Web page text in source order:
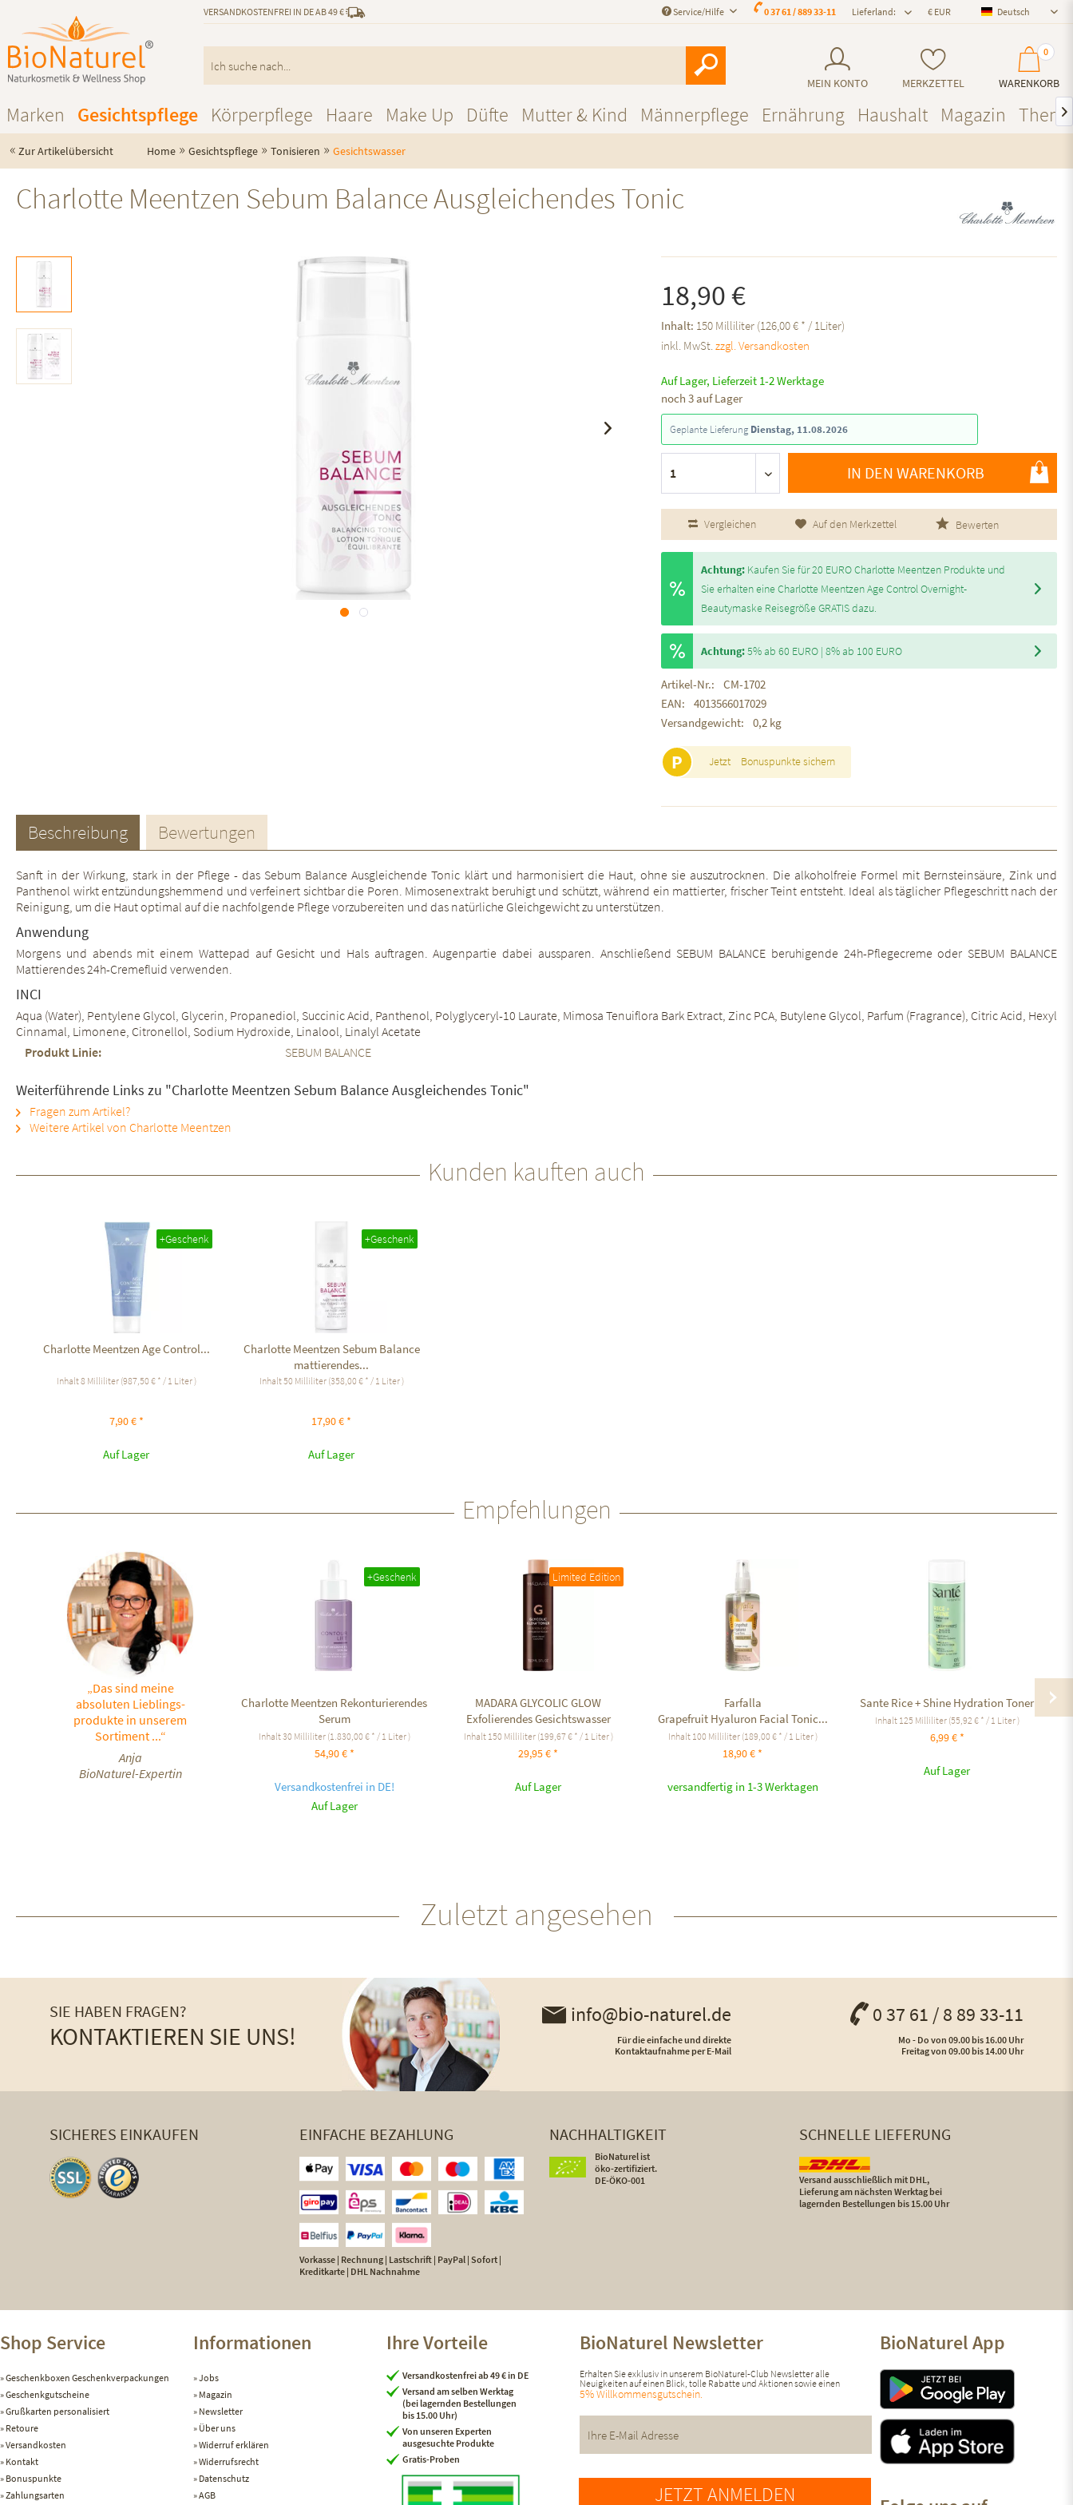
VERSANDKOSTENFREI IN DE AB 49 € Deutsch
Deutsch
Lieferland:
0 37 61 / 889 33-11
Service/Hilfe
MEIN KONTO MERKZETTEL
0
WARENKORB
Marken Gesichtspflege Körperpflege Haare Make Up Düfte Mutter & Kind Männerpflege Ernährung Haushalt Magazin 
« Zur Artikelübersicht Home » Gesichtspflege » Tonisieren » Gesichtswasser
Charlotte Meentzen Sebum Balance Ausgleichendes Tonic
18,90 €
Inhalt: 150 Milliliter (126,00 € * / 1Liter)
inkl. MwSt.zzgl. Versandkosten
Auf Lager, Lieferzeit 1-2 Werktage
noch 3 auf Lager
Geplante Lieferung Dienstag, 11.08.2026
IN DEN WARENKORB
Vergleichen Auf den Merkzettel Bewerten
Achtung: Kaufen Sie für 20 EURO Charlotte Meentzen Produkte und
Sie erhalten eine Charlotte Meentzen Age Control Overnight-
Beautymaske Reisegröße GRATIS dazu.
Achtung:5% ab 60 EURO | 8% ab 100 EURO
Artikel-Nr.:
CM-1702
EAN:
4013566017029
Versandgewicht:
0,2 kg
P Jetzt Bonuspunkte sichern
Beschreibung Bewertungen
Sanft in der Wirkung, stark in der Pflege - das Sebum Balance Ausgleichende Tonic klärt und harmonisiert die Haut, ohne sie auszutrocknen. Die alkoholfreie Formel mit Bernsteinsäure, Zink und
Panthenol wirkt entzündungshemmend und verfeinert sichtbar die Poren. Mimosenextrakt beruhigt und schützt, während ein mattierter, frischer Teint entsteht. Ideal als täglicher Pflegeschritt nach der
Reinigung, um die Haut optimal auf die nachfolgende Pflege vorzubereiten und das natürliche Gleichgewicht zu unterstützen.
Anwendung
Morgens und abends mit einem Wattepad auf Gesicht und Hals auftragen. Augenpartie dabei aussparen. Anschließend SEBUM BALANCE beruhigende 24h-Pflegecreme oder SEBUM BALANCE
Mattierendes 24h-Cremefluid verwenden.
INCI
Aqua (Water), Pentylene Glycol, Glycerin, Propanediol, Succinic Acid, Panthenol, Polyglyceryl-10 Laurate, Mimosa Tenuiflora Bark Extract, Zinc PCA, Butylene Glycol, Parfum (Fragrance), Citric Acid, Hexyl
Cinnamal, Limonene, Citronellol, Sodium Hydroxide, Linalool, Linalyl Acetate
Produkt Linie:
SEBUM BALANCE
Weiterführende Links zu "Charlotte Meentzen Sebum Balance Ausgleichendes Tonic"
Fragen zum Artikel?
Weitere Artikel von Charlotte Meentzen
Kunden kauften auch
+Geschenk
Charlotte Meentzen Age Control...
Inhalt8 Milliliter (987,50 € * / 1 Liter )
7,90 € *
Auf Lager
+Geschenk
Charlotte Meentzen Sebum Balance
mattierendes...
Inhalt50 Milliliter (358,00 € * / 1 Liter )
17,90 € *
Auf Lager
Empfehlungen
„Das sind meine
absoluten Lieblings-
produkte in unserem
Sortiment ...“
Anja
BioNaturel-Expertin
+Geschenk
Charlotte Meentzen Rekonturierendes
Serum
Inhalt30 Milliliter (1.830,00 € * / 1 Liter )
54,90 € *
Versandkostenfrei in DE!
Auf Lager
Limited Edition
MADARA GLYCOLIC GLOW
Exfolierendes Gesichtswasser
Inhalt 150 Milliliter (199,67 € * / 1 Liter )
29,95 € *
Auf Lager
Farfalla
Grapefruit Hyaluron Facial Tonic...
Inhalt 100 Milliliter (189,00 € * / 1 Liter )
18,90 € *
versandfertig in 1-3 Werktagen
Sante Rice + Shine Hydration Toner
Inhalt 125 Milliliter (55,92 € * / 1 Liter )
6,99 € *
Auf Lager
Zuletzt angesehen
SIE HABEN FRAGEN?
KONTAKTIEREN SIE UNS!
info@bio-naturel.de
Für die einfache und direkte
Kontaktaufnahme per E-Mail
0 37 61 / 8 89 33-11
Mo - Do von 09.00 bis 16.00 Uhr
Freitag von 09.00 bis 14.00 Uhr
SICHERES EINKAUFEN EINFACHE BEZAHLUNG
Vorkasse | Rechnung | Lastschrift | PayPal | Sofort |
Kreditkarte | DHL Nachnahme
NACHHALTIGKEIT
BioNaturel ist
öko-zertifiziert.
DE-ÖKO-001
SCHNELLE LIEFERUNG
Versand ausschließlich mit DHL,
Lieferung am nächsten Werktag bei
lagernden Bestellungen bis 15.00 Uhr
Shop Service
Geschenkboxen Geschenkverpackungen
Geschenkgutscheine
Grußkarten personalisiert
Retoure
Versandkosten
Kontakt
Bonuspunkte
Zahlungsarten
Informationen
Jobs
Magazin
Newsletter
Über uns
Widerruf erklären
Widerrufsrecht
Datenschutz
AGB
Ihre Vorteile
Versandkostenfrei ab 49 € in DE
Versand am selben Werktag
(bei lagernden Bestellungen
bis 15.00 Uhr)
Von unseren Experten
ausgesuchte Produkte
Gratis-Proben
BioNaturel Newsletter
Erhalten Sie exklusiv in unserem BioNaturel-Club Newsletter alle
Neuigkeiten auf einen Blick, tolle Rabatte und Aktionen sowie einen
5% Willkommensgutschein.
JETZT ANMELDEN
BioNaturel App